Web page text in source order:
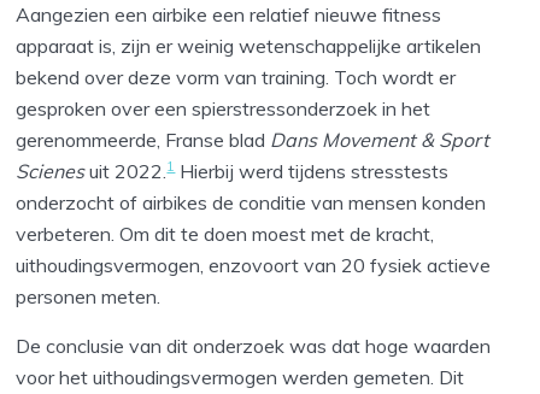
Aangezien een airbike een relatief nieuwe fitness
apparaat is, zijn er weinig wetenschappelijke artikelen
bekend over deze vorm van training. Toch wordt er
gesproken over een spierstressonderzoek in het
gerenommeerde, Franse blad Dans Movement & Sport
Scienesuit 2022.1 Hierbij werd tijdens stresstests
onderzocht of airbikes de conditie van mensen konden
verbeteren. Om dit te doen moest met de kracht,
uithoudingsvermogen, enzovoort van 20 fysiek actieve
personen meten.
De conclusie van dit onderzoek was dat hoge waarden
voor het uithoudingsvermogen werden gemeten. Dit